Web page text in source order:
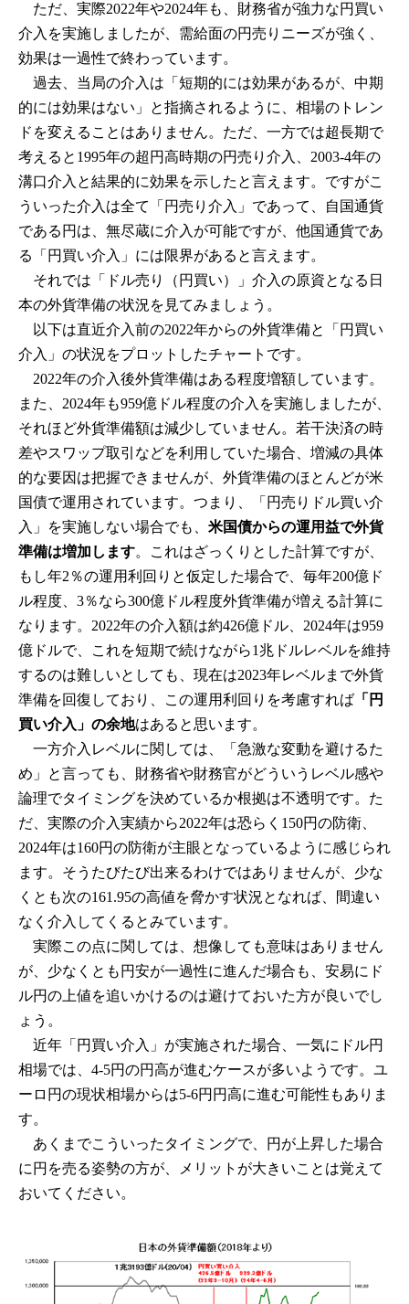
ただ、実際2022年や2024年も、財務省が強力な円買い
介入を実施しましたが、需給面の円売りニーズが強く、
効果は一過性で終わっています。
過去、当局の介入は「短期的には効果があるが、中期
的には効果はない」と指摘されるように、相場のトレン
ドを変えることはありません。ただ、一方では超長期で
考えると1995年の超円高時期の円売り介入、2003-4年の
溝口介入と結果的に効果を示したと言えます。ですがこ
ういった介入は全て「円売り介入」であって、自国通貨
である円は、無尽蔵に介入が可能ですが、他国通貨であ
る「円買い介入」には限界があると言えます。
それでは「ドル売り（円買い）」介入の原資となる日
本の外貨準備の状況を見てみましょう。
以下は直近介入前の2022年からの外貨準備と「円買い
介入」の状況をプロットしたチャートです。
2022年の介入後外貨準備はある程度増額しています。
また、2024年も959億ドル程度の介入を実施しましたが、
それほど外貨準備額は減少していません。若干決済の時
差やスワップ取引などを利用していた場合、増減の具体
的な要因は把握できませんが、外貨準備のほとんどが米
国債で運用されています。つまり、「円売りドル買い介
入」を実施しない場合でも、 米国債からの運用益で外貨
準備は増加します。これはざっくりとした計算ですが、
もし年2％の運用利回りと仮定した場合で、毎年200億ド
ル程度、3％なら300億ドル程度外貨準備が増える計算に
なります。2022年の介入額は約426億ドル、2024年は959
億ドルで、これを短期で続けながら1兆ドルレベルを維持
するのは難しいとしても、現在は2023年レベルまで外貨
準備を回復しており、この運用利回りを考慮すれば 「円
買い介入」の余地はあると思います。
一方介入レベルに関しては、「急激な変動を避けるた
め」と言っても、財務省や財務官がどういうレベル感や
論理でタイミングを決めているか根拠は不透明です。た
だ、実際の介入実績から2022年は恐らく150円の防衛、
2024年は160円の防衛が主眼となっているように感じられ
ます。そうたびたび出来るわけではありませんが、少な
くとも次の161.95の高値を脅かす状況となれば、間違い
なく介入してくるとみています。
実際この点に関しては、想像しても意味はありません
が、少なくとも円安が一過性に進んだ場合も、安易にド
ル円の上値を追いかけるのは避けておいた方が良いでし
ょう。
近年「円買い介入」が実施された場合、一気にドル円
相場では、4-5円の円高が進むケースが多いようです。ユ
ーロ円の現状相場からは5-6円円高に進む可能性もありま
す。
あくまでこういったタイミングで、円が上昇した場合
に円を売る姿勢の方が、メリットが大きいことは覚えて
おいてください。